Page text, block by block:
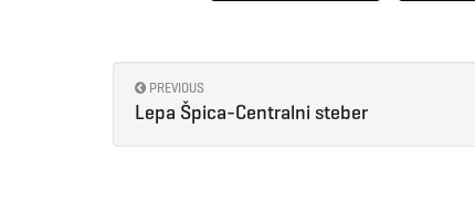
PREVIOUS
Lepa Špica-Centralni steber